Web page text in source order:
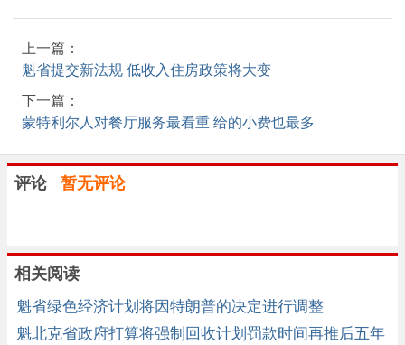
上一篇：
魁省提交新法规 低收入住房政策将大变
下一篇：
蒙特利尔人对餐厅服务最看重 给的小费也最多
评论 暂无评论
相关阅读
魁省绿色经济计划将因特朗普的决定进行调整
魁北克省政府打算将强制回收计划罚款时间再推后五年